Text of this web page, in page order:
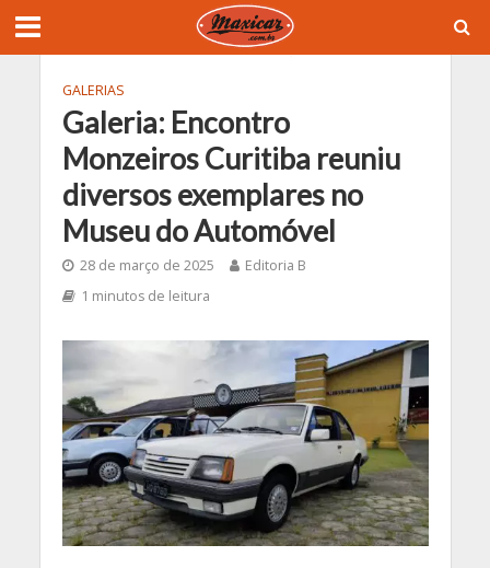
GALERIAS
Galeria: Encontro
Monzeiros Curitiba reuniu
diversos exemplares no
Museu do Automóvel
28 de março de 2025
Editoria B
1 minutos de leitura